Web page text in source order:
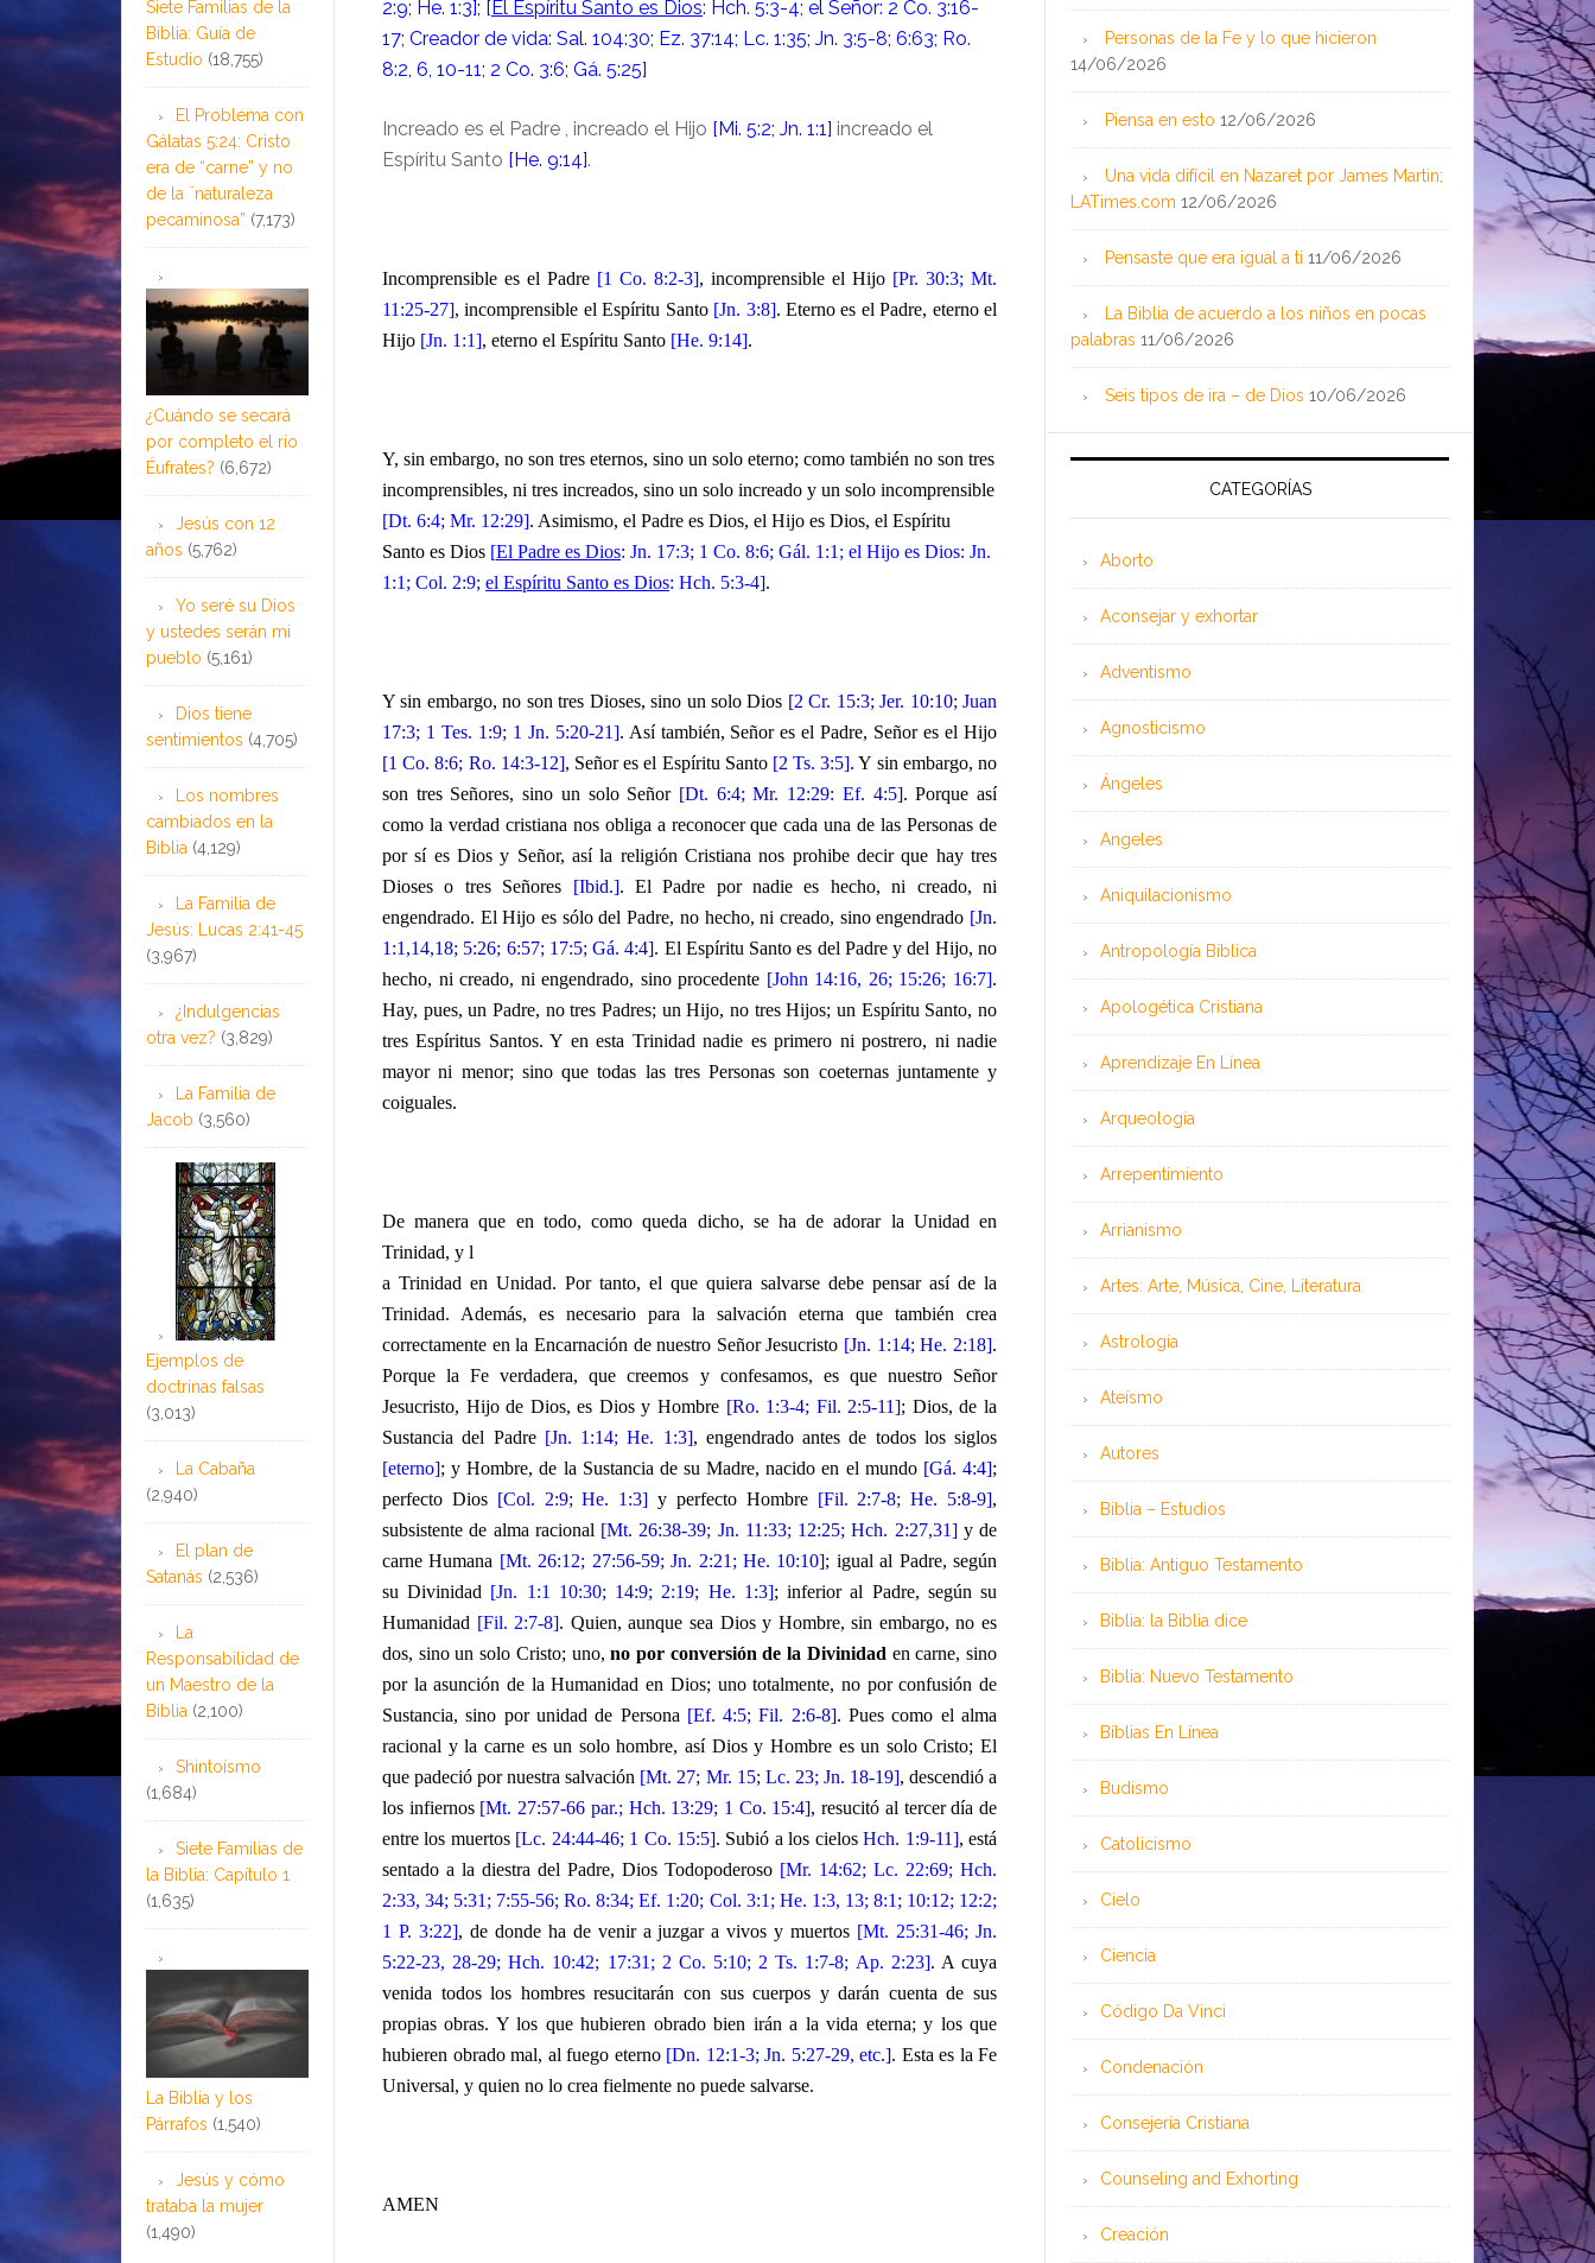
2:9; He. 1:3]; [El Espíritu Santo es Dios: Hch. 5:3-4; el Señor: 2 Co. 3:16-
17; Creador de vida: Sal. 104:30; Ez. 37:14; Lc. 1:35; Jn. 3:5-8; 6:63; Ro.
8:2, 6, 10-11; 2 Co. 3:6; Gá. 5:25]
Increado es el Padre , increado el Hijo [Mi. 5:2; Jn. 1:1] increado el
Espíritu Santo [He. 9:14].
Incomprensible es el Padre [1 Co. 8:2-3], incomprensible el Hijo [Pr. 30:3; Mt.
11:25-27], incomprensible el Espíritu Santo [Jn. 3:8]. Eterno es el Padre, eterno el
Hijo [Jn. 1:1], eterno el Espíritu Santo [He. 9:14].
Y, sin embargo, no son tres eternos, sino un solo eterno; como también no son tres
incomprensibles, ni tres increados, sino un solo increado y un solo incomprensible
[Dt. 6:4; Mr. 12:29]. Asimismo, el Padre es Dios, el Hijo es Dios, el Espíritu
Santo es Dios [El Padre es Dios: Jn. 17:3; 1 Co. 8:6; Gál. 1:1; el Hijo es Dios: Jn.
1:1; Col. 2:9; el Espíritu Santo es Dios: Hch. 5:3-4].
Y sin embargo, no son tres Dioses, sino un solo Dios [2 Cr. 15:3; Jer. 10:10; Juan
17:3; 1 Tes. 1:9; 1 Jn. 5:20-21]. Así también, Señor es el Padre, Señor es el Hijo
[1 Co. 8:6; Ro. 14:3-12], Señor es el Espíritu Santo [2 Ts. 3:5]. Y sin embargo, no
son tres Señores, sino un solo Señor [Dt. 6:4; Mr. 12:29: Ef. 4:5]. Porque así
como la verdad cristiana nos obliga a reconocer que cada una de las Personas de
por sí es Dios y Señor, así la religión Cristiana nos prohibe decir que hay tres
Dioses o tres Señores [Ibid.]. El Padre por nadie es hecho, ni creado, ni
engendrado. El Hijo es sólo del Padre, no hecho, ni creado, sino engendrado [Jn.
1:1,14,18; 5:26; 6:57; 17:5; Gá. 4:4]. El Espíritu Santo es del Padre y del Hijo, no
hecho, ni creado, ni engendrado, sino procedente [John 14:16, 26; 15:26; 16:7].
Hay, pues, un Padre, no tres Padres; un Hijo, no tres Hijos; un Espíritu Santo, no
tres Espíritus Santos. Y en esta Trinidad nadie es primero ni postrero, ni nadie
mayor ni menor; sino que todas las tres Personas son coeternas juntamente y
coiguales.
De manera que en todo, como queda dicho, se ha de adorar la Unidad en
Trinidad, y l
a Trinidad en Unidad. Por tanto, el que quiera salvarse debe pensar así de la
Trinidad. Además, es necesario para la salvación eterna que también crea
correctamente en la Encarnación de nuestro Señor Jesucristo [Jn. 1:14; He. 2:18].
Porque la Fe verdadera, que creemos y confesamos, es que nuestro Señor
Jesucristo, Hijo de Dios, es Dios y Hombre [Ro. 1:3-4; Fil. 2:5-11]; Dios, de la
Sustancia del Padre [Jn. 1:14; He. 1:3], engendrado antes de todos los siglos
[eterno]; y Hombre, de la Sustancia de su Madre, nacido en el mundo [Gá. 4:4];
perfecto Dios [Col. 2:9; He. 1:3] y perfecto Hombre [Fil. 2:7-8; He. 5:8-9],
subsistente de alma racional [Mt. 26:38-39; Jn. 11:33; 12:25; Hch. 2:27,31] y de
carne Humana [Mt. 26:12; 27:56-59; Jn. 2:21; He. 10:10]; igual al Padre, según
su Divinidad [Jn. 1:1 10:30; 14:9; 2:19; He. 1:3]; inferior al Padre, según su
Humanidad [Fil. 2:7-8]. Quien, aunque sea Dios y Hombre, sin embargo, no es
dos, sino un solo Cristo; uno,no por conversión de la Divinidad en carne, sino
por la asunción de la Humanidad en Dios; uno totalmente, no por confusión de
Sustancia, sino por unidad de Persona [Ef. 4:5; Fil. 2:6-8]. Pues como el alma
racional y la carne es un solo hombre, así Dios y Hombre es un solo Cristo; El
que padeció por nuestra salvación [Mt. 27; Mr. 15; Lc. 23; Jn. 18-19], descendió a
los infiernos [Mt. 27:57-66 par.; Hch. 13:29; 1 Co. 15:4], resucitó al tercer día de
entre los muertos [Lc. 24:44-46; 1 Co. 15:5]. Subió a los cielosHch. 1:9-11], está
sentado a la diestra del Padre, Dios Todopoderoso [Mr. 14:62; Lc. 22:69; Hch.
2:33, 34; 5:31; 7:55-56; Ro. 8:34; Ef. 1:20; Col. 3:1; He. 1:3, 13; 8:1; 10:12; 12:2;
1 P. 3:22], de donde ha de venir a juzgar a vivos y muertos [Mt. 25:31-46; Jn.
5:22-23, 28-29; Hch. 10:42; 17:31; 2 Co. 5:10; 2 Ts. 1:7-8; Ap. 2:23]. A cuya
venida todos los hombres resucitarán con sus cuerpos y darán cuenta de sus
propias obras. Y los que hubieren obrado bien irán a la vida eterna; y los que
hubieren obrado mal, al fuego eterno [Dn. 12:1-3; Jn. 5:27-29, etc.]. Esta es la Fe
Universal, y quien no lo crea fielmente no puede salvarse.
AMEN
Personas de la Fe y lo que hicieron
14/06/2026
Piensa en esto 12/06/2026
Una vida difícil en Nazaret por James Martin;
LATimes.com 12/06/2026
Pensaste que era igual a ti 11/06/2026
La Biblia de acuerdo a los niños en pocas
palabras 11/06/2026
Seis tipos de ira – de Dios 10/06/2026
CATEGORÍAS
Aborto
Aconsejar y exhortar
Adventismo
Agnosticismo
Ángeles
Angeles
Aniquilacionismo
Antropología Bíblica
Apologética Cristiana
Aprendizaje En Línea
Arqueología
Arrepentimiento
Arrianismo
Artes: Arte, Música, Cine, Literatura
Astrología
Ateísmo
Autores
Biblia – Estudios
Biblia: Antiguo Testamento
Biblia: la Biblia dice
Biblia: Nuevo Testamento
Bíblias En Línea
Budismo
Catolicismo
Cielo
Ciencia
Código Da Vinci
Condenación
Consejería Cristiana
Counseling and Exhorting
Creación
Siete Familias de la
Biblia: Guía de
Estudio (18,755)
El Problema con
Gálatas 5:24: Cristo
era de “carne” y no
de la ¨naturaleza
pecaminosa” (7,173)
¿Cuándo se secará
por completo el río
Éufrates? (6,672)
Jesús con 12
años (5,762)
Yo seré su Dios
y ustedes serán mi
pueblo (5,161)
Dios tiene
sentimientos (4,705)
Los nombres
cambiados en la
Biblia (4,129)
La Familia de
Jesús: Lucas 2:41-45
(3,967)
¿Indulgencias
otra vez? (3,829)
La Familia de
Jacob (3,560)
Ejemplos de
doctrinas falsas
(3,013)
La Cabaña
(2,940)
El plan de
Satanás (2,536)
La
Responsabilidad de
un Maestro de la
Biblia (2,100)
Shintoísmo
(1,684)
Siete Familias de
la Biblia: Capítulo 1
(1,635)
La Biblia y los
Párrafos (1,540)
Jesús y cómo
trataba la mujer
(1,490)